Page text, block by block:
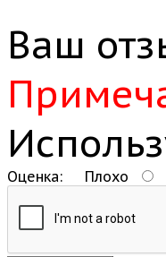
Ваш
Оценка: Плохо